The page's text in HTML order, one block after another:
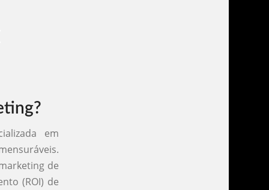
em
de
(ROI) de